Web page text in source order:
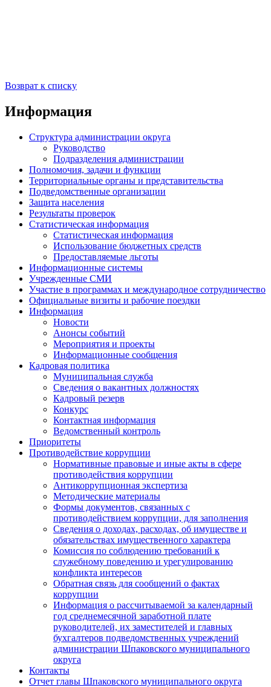
Возврат к списку
Информация
Структура администрации округа
Руководство
Подразделения администрации
Полномочия, задачи и функции
Территориальные органы и представительства
Подведомственные организации
Защита населения
Результаты проверок
Статистическая информация
Статистическая информация
Использование бюджетных средств
Предоставляемые льготы
Информационные системы
Учрежденные СМИ
Участие в программах и международное сотрудничество
Официальные визиты и рабочие поездки
Информация
Новости
Анонсы событий
Мероприятия и проекты
Информационные сообщения
Кадровая политика
Муниципальная служба
Сведения о вакантных должностях
Кадровый резерв
Конкурс
Контактная информация
Ведомственный контроль
Приоритеты
Противодействие коррупции
Нормативные правовые и иные акты в сфере
противодействия коррупции
Антикоррупционная экспертиза
Методические материалы
Формы документов, связанных с
противодействием коррупции, для заполнения
Сведения о доходах, расходах, об имуществе и
обязательствах имущественного характера
Комиссия по соблюдению требований к
служебному поведению и урегулированию
конфликта интересов
Обратная связь для сообщений о фактах
коррупции
Информация о рассчитываемой за календарный
год среднемесячной заработной плате
руководителей, их заместителей и главных
бухгалтеров подведомственных учреждений
администрации Шпаковского муниципального
округа
Контакты
Отчет главы Шпаковского муниципального округа